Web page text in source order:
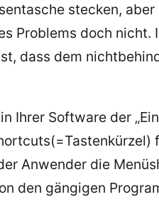
stecken,
Problems doch
dass dem
Ihrer Software der
Anwender die
den gängigen